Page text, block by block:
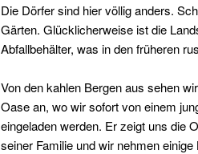
Die Dörfer sind hier völlig anders.
Gärten. Glücklicherweise ist die
Abfallbehälter, was in den früheren
Von den kahlen Bergen aus sehen
Oase an, wo wir sofort von einem
eingeladen werden. Er zeigt uns die
seiner Familie und wir nehmen